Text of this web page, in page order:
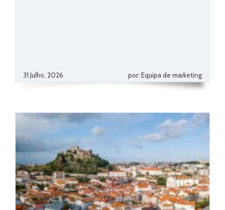
31 Julho, 2026 por: Equipa de marketing